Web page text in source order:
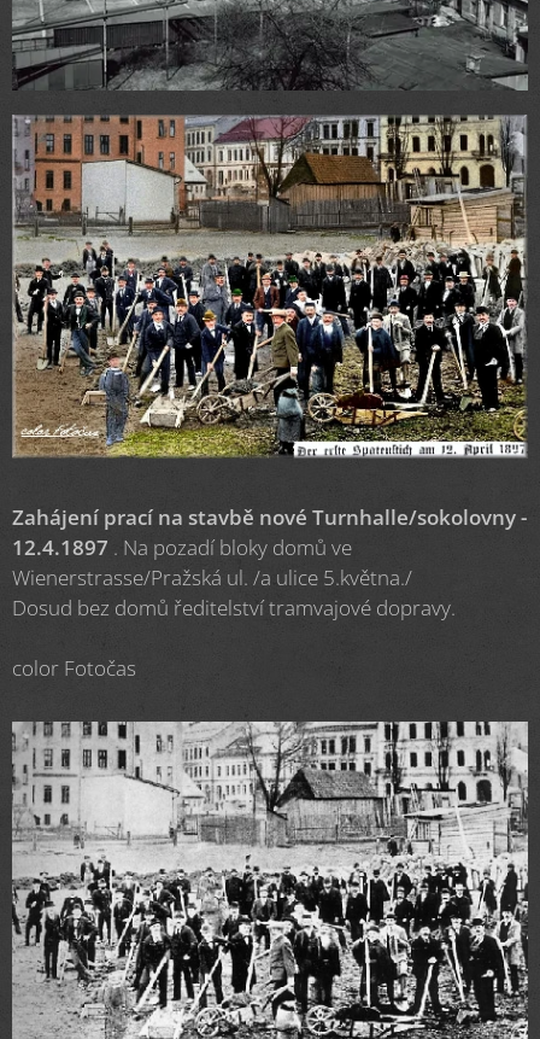
Zahájení prací na stavbě nové Turnhalle/sokolovny -
12.4.1897 . Na pozadí bloky domů ve
Wienerstrasse/Pražská ul. /a ulice 5.května./
Dosud bez domů ředitelství tramvajové dopravy.
color Fotočas